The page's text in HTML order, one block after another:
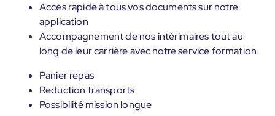
Accès rapide à tous vos documents sur notre
application
Accompagnement de nos intérimaires tout au
long de leur carrière avec notre service formation
Panier repas
Reduction transports
Possibilité mission longue